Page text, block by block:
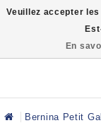
Bernina Petit
Veuillez accepter
En